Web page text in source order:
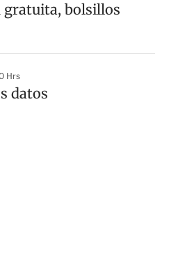
gratuita, bolsillos
Hrs
datos